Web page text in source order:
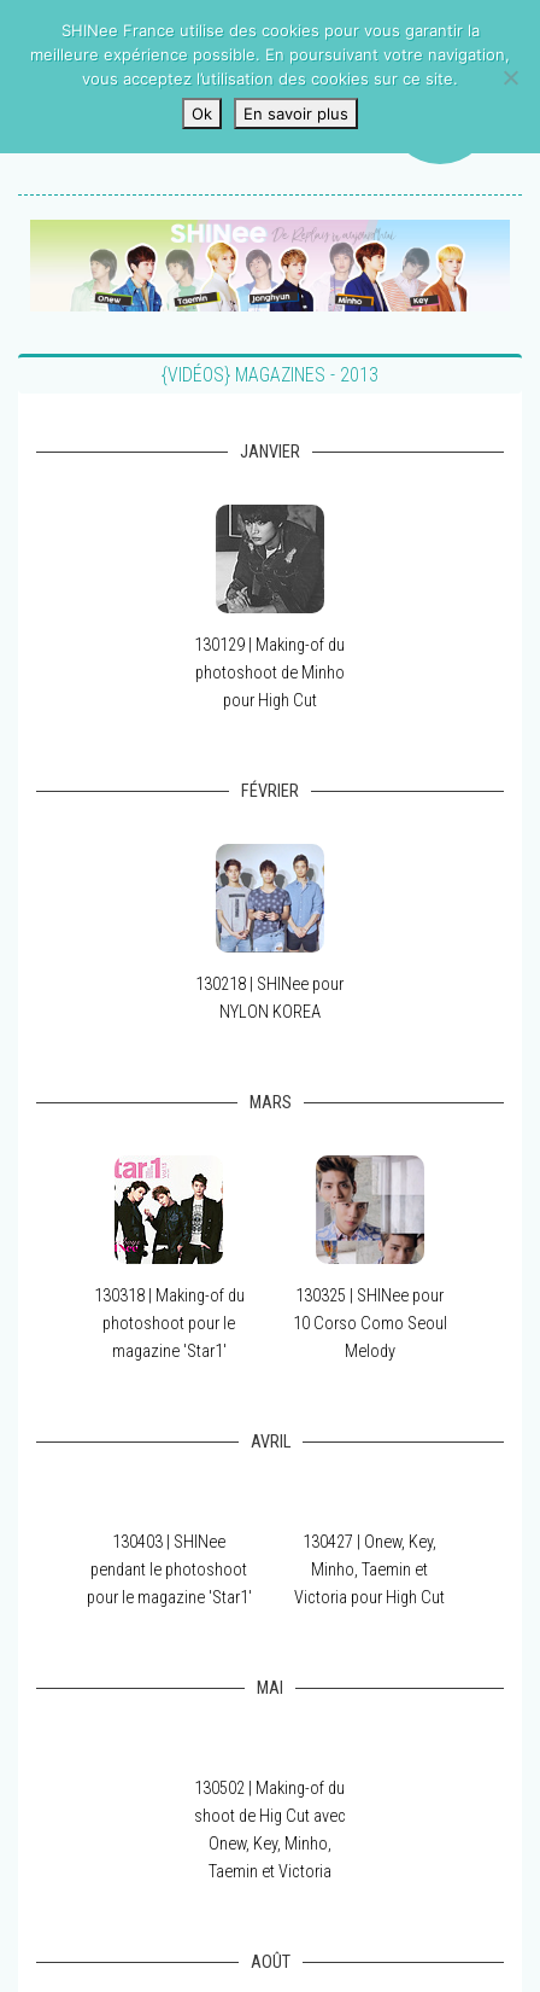
{VIDÉOS} MAGAZINES - 2013
JANVIER
130129 | Making-of du
photoshoot de Minho
pour High Cut
FÉVRIER
130218 | SHINee pour
NYLON KOREA
MARS
130318 | Making-of du
photoshoot pour le
magazine 'Star1'
130325 | SHINee pour
10 Corso Como Seoul
Melody
AVRIL
130403 | SHINee
pendant le photoshoot
pour le magazine 'Star1'
130427 | Onew, Key,
Minho, Taemin et
Victoria pour High Cut
MAI
130502 | Making-of du
shoot de Hig Cut avec
Onew, Key, Minho,
Taemin et Victoria
AOÛT
SHINee France utilise des cookies pour vous garantir la
meilleure expérience possible. En poursuivant votre navigation,
vous acceptez l’utilisation des cookies sur ce site.
Ok
En savoir plus